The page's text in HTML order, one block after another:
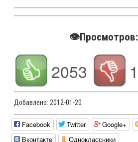
2053
Добавлено: 2012-01-20
Facebook Twitter Google+
Вконтакте
Одноклассники